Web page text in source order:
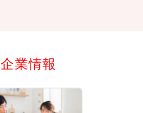
企業情報